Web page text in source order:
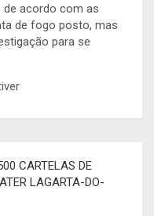
de acordo com as
de fogo posto, mas
para se
CARTELAS DE
LAGARTA-DO-